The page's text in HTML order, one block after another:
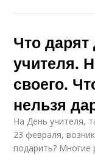
Что
учителя.
своего.
нельзя
На День учителя,
23 февраля,
подарить? Многие